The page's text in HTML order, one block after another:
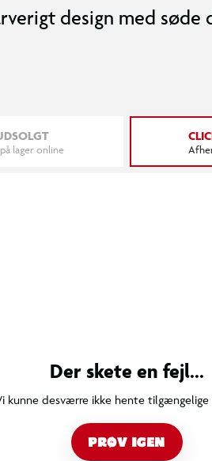
design med søde
lager online
Der skete en fejl...
kunne desværre ikke hente tilgængelige
PRØV IGEN